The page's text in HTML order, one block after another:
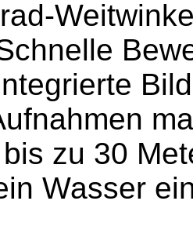
zu 30
Wasser